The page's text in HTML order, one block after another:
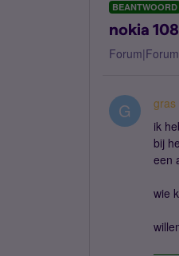
BEANTWOORD
nokia
G gras
ik
bij
een
wie